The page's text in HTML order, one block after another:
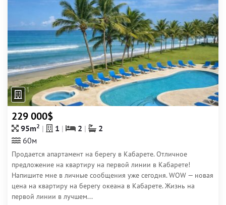
229 000$
95m2 1 2
2
60м
Продается апартамент на берегу в Кабарете. Отличное
предложение на квартиру на первой линии в Кабарете!
Напишите мне в личные сообщения уже сегодня. WOW — новая
цена на квартиру на берегу океана в Кабарете. Жизнь на
первой линии в лучшем...